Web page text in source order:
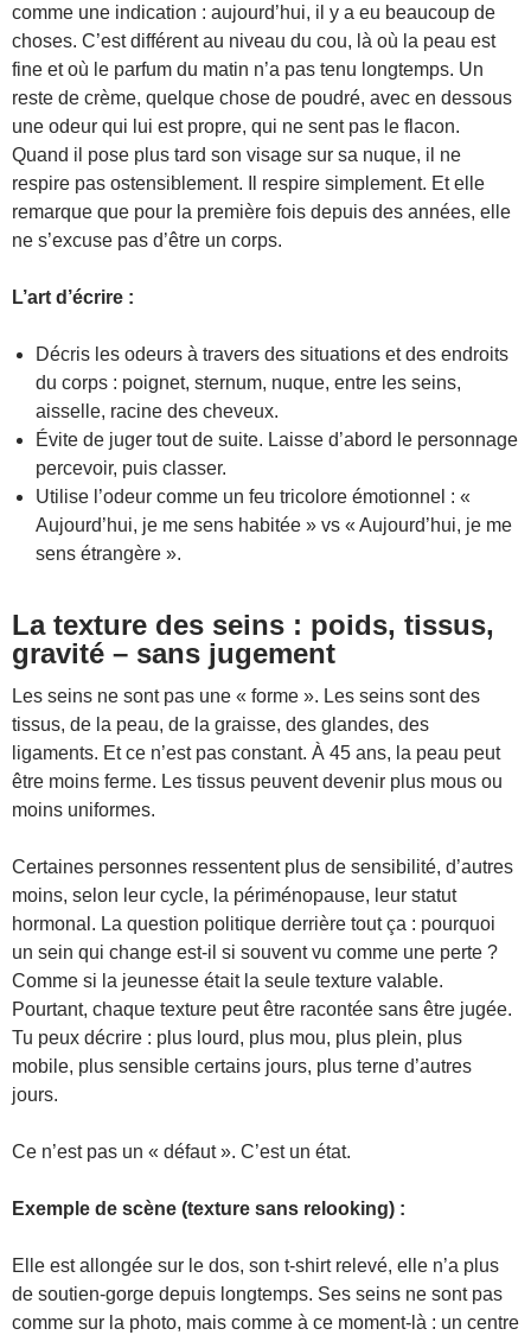
comme une indication : aujourd’hui, il y a eu beaucoup de
choses. C’est différent au niveau du cou, là où la peau est
fine et où le parfum du matin n’a pas tenu longtemps. Un
reste de crème, quelque chose de poudré, avec en dessous
une odeur qui lui est propre, qui ne sent pas le flacon.
Quand il pose plus tard son visage sur sa nuque, il ne
respire pas ostensiblement. Il respire simplement. Et elle
remarque que pour la première fois depuis des années, elle
ne s’excuse pas d’être un corps.
L’art d’écrire :
Décris les odeurs à travers des situations et des endroits
du corps : poignet, sternum, nuque, entre les seins,
aisselle, racine des cheveux.
Évite de juger tout de suite. Laisse d’abord le personnage
percevoir, puis classer.
Utilise l’odeur comme un feu tricolore émotionnel : «
Aujourd’hui, je me sens habitée » vs « Aujourd’hui, je me
sens étrangère ».
La texture des seins : poids, tissus,
gravité – sans jugement
Les seins ne sont pas une « forme ». Les seins sont des
tissus, de la peau, de la graisse, des glandes, des
ligaments. Et ce n’est pas constant. À 45 ans, la peau peut
être moins ferme. Les tissus peuvent devenir plus mous ou
moins uniformes.
Certaines personnes ressentent plus de sensibilité, d’autres
moins, selon leur cycle, la périménopause, leur statut
hormonal. La question politique derrière tout ça : pourquoi
un sein qui change est-il si souvent vu comme une perte ?
Comme si la jeunesse était la seule texture valable.
Pourtant, chaque texture peut être racontée sans être jugée.
Tu peux décrire : plus lourd, plus mou, plus plein, plus
mobile, plus sensible certains jours, plus terne d’autres
jours.
Ce n’est pas un « défaut ». C’est un état.
Exemple de scène (texture sans relooking) :
Elle est allongée sur le dos, son t-shirt relevé, elle n’a plus
de soutien-gorge depuis longtemps. Ses seins ne sont pas
comme sur la photo, mais comme à ce moment-là : un centre